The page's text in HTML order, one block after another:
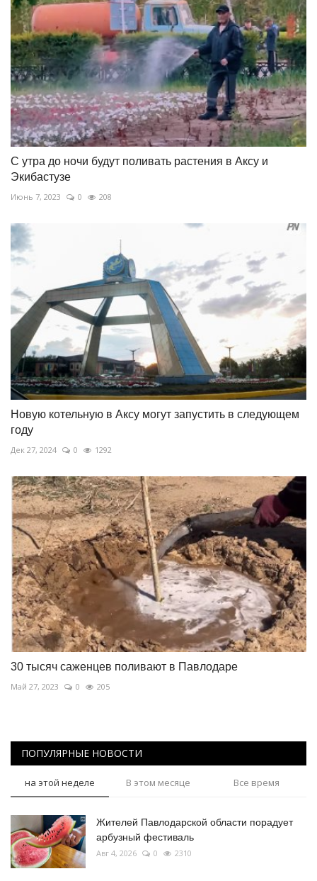
С утра до ночи будут поливать растения в Аксу и
Экибастузе
Июнь 7, 2023 0 208
Новую котельную в Аксу могут запустить в следующем
году
Дек 27, 2024 0 1292
30 тысяч саженцев поливают в Павлодаре
Май 27, 2023 0 205
ПОПУЛЯРНЫЕ НОВОСТИ
на этой неделе В этом месяце Все время
Жителей Павлодарской области порадует
арбузный фестиваль
Авг 4, 2026 0 2310